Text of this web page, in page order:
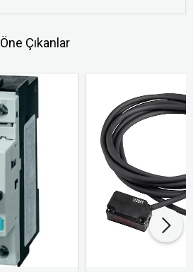
Öne Çıkanlar